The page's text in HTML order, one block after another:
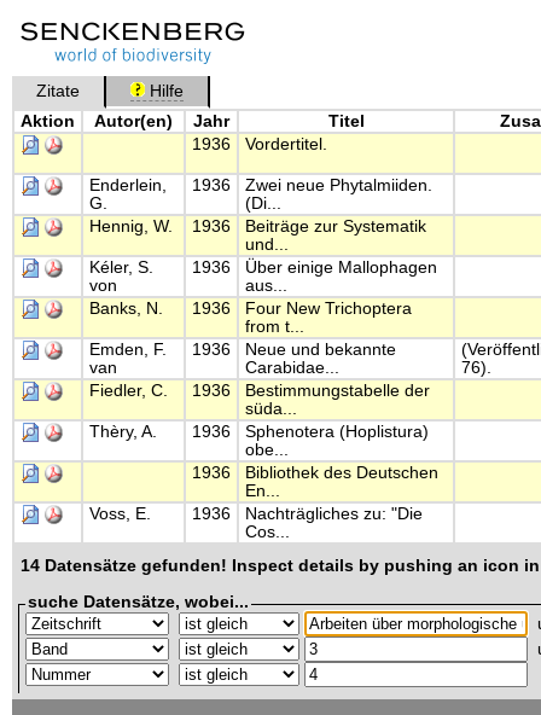
Zitate
Hilfe
Aktion
Autor(en) Jahr Titel
1936
Vordertitel.
Enderlein,
G.
1936
Zwei neue Phytalmiiden.
(Di...
Hennig, W.
1936
Beiträge zur Systematik
und...
Kéler, S.
von
1936
Über einige Mallophagen
aus...
Banks, N.
1936
Four New Trichoptera
from t...
Emden, F.
van
1936
Neue und bekannte
Carabidae...
76).
Fiedler, C.
1936
Bestimmungstabelle der
süda...
Thèry, A.
1936
Sphenotera (Hoplistura)
obe...
1936
Bibliothek des Deutschen
En...
Voss, E.
1936
Nachträgliches zu: "Die
Cos...
14 Datensätze gefunden! Inspect details by pushing an icon
suche Datensätze, wobei...